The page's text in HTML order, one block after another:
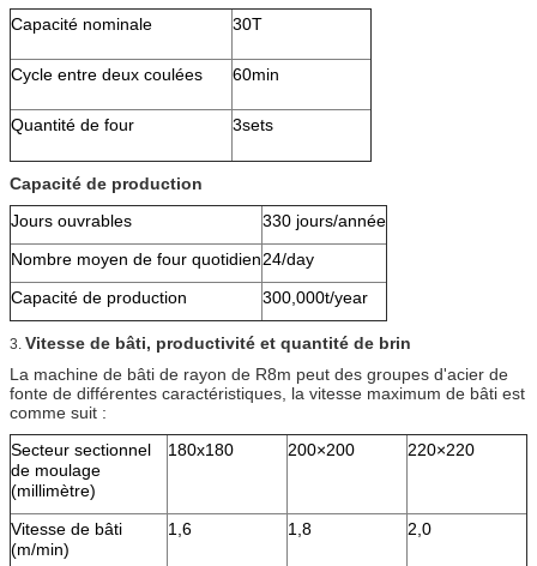
Capacité nominale
30T
Cycle entre deux coulées 60min
Quantité de four 3sets
Capacité de production
Jours ouvrables
330 jours/année
Nombre moyen de four quotidien24/day
Capacité de production
300,000t/year
3. Vitesse de bâti, productivité et quantité de brin
La machine de bâti de rayon de R8m peut des groupes d'acier de
fonte de différentes caractéristiques, la vitesse maximum de bâti est
comme suit :
Secteur sectionnel
de moulage
(millimètre)
180x180 200×200 220×220
Vitesse de bâti
(m/min)
1,6 1,8 2,0